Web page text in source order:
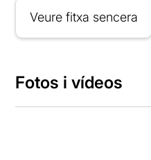
Veure fitxa sencera
Fotos i vídeos